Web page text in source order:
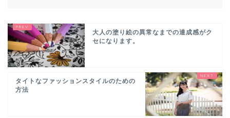
大人の塗り絵の異常なまでの達成感がク
セになります。
タイトなファッションスタイルのための
方法